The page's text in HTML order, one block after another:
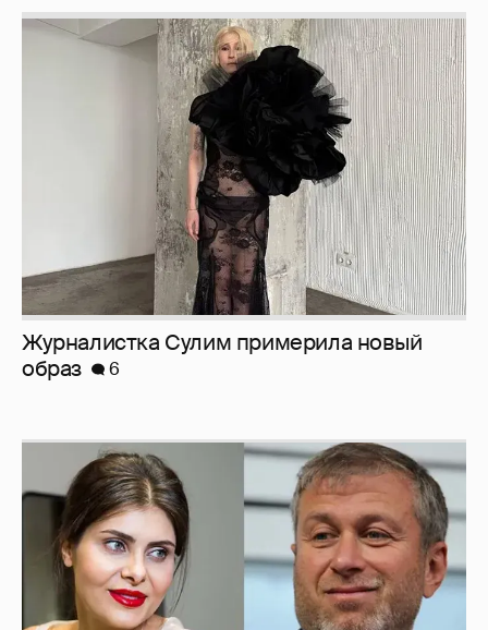
Журналистка Сулим примерила новый
И снова невеста 357